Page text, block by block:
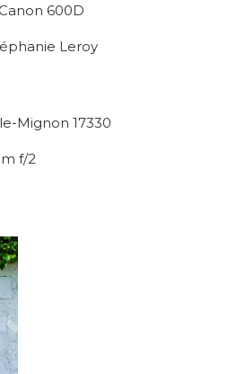
600D
Leroy
Mignon 17330
f/2